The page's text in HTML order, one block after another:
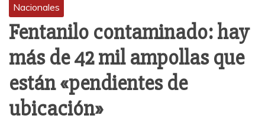
Nacionales
Fentanilo contaminado: hay
más de 42 mil ampollas que
están «pendientes de
ubicación»